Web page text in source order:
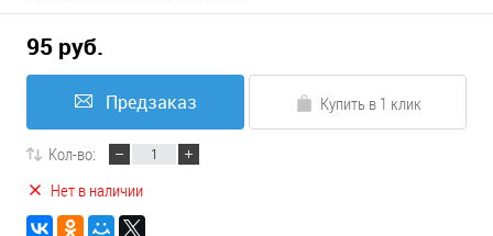
95 руб.
Предзаказ Купить в 1 клик
Кол-во:
Нет в наличии